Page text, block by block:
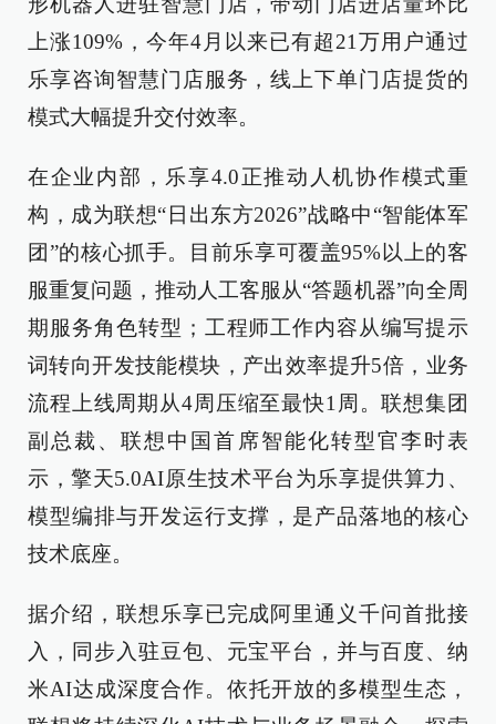
上涨109%，今年4月以来已有超21万用户通过
乐享咨询智慧门店服务，线上下单门店提货的
模式大幅提升交付效率。
在企业内部，乐享4.0正推动人机协作模式重
构，成为联想“日出东方2026”战略中“智能体军
团”的核心抓手。目前乐享可覆盖95%以上的客
服重复问题，推动人工客服从“答题机器”向全周
期服务角色转型；工程师工作内容从编写提示
词转向开发技能模块，产出效率提升5倍，业务
流程上线周期从4周压缩至最快1周。联想集团
副总裁、联想中国首席智能化转型官李时表
示，擎天5.0AI原生技术平台为乐享提供算力、
模型编排与开发运行支撑，是产品落地的核心
技术底座。
据介绍，联想乐享已完成阿里通义千问首批接
入，同步入驻豆包、元宝平台，并与百度、纳
米AI达成深度合作。依托开放的多模型生态，